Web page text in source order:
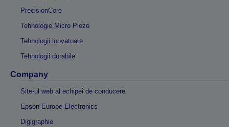
PrecisionCore
Tehnologie Micro Piezo
Tehnologii inovatoare
Tehnologii durabile
Company
Site-ul web al echipei de conducere
Epson Europe Electronics
Digigraphie